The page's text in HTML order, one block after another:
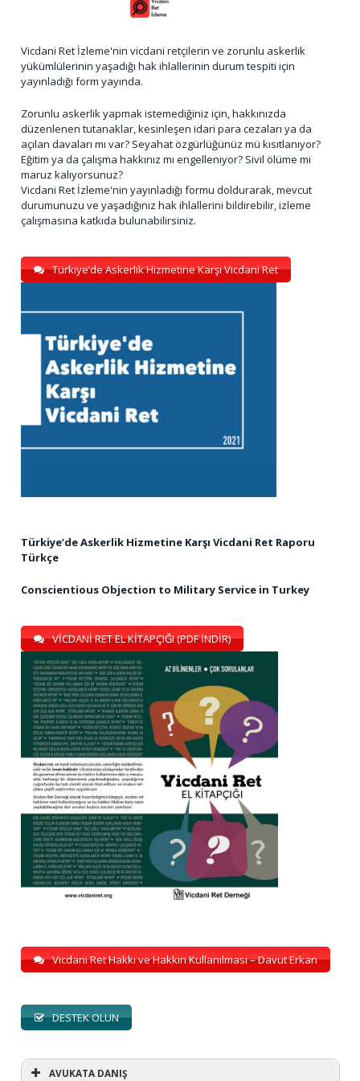
Vicdani Ret İzleme'nin vicdani retçilerin ve zorunlu askerlik
yükümlülerinin yaşadığı hak ihlallerinin durum tespiti için
yayınladığı form yayında.
Zorunlu askerlik yapmak istemediğiniz için, hakkınızda
düzenlenen tutanaklar, kesinleşen idari para cezaları ya da
açılan davaları mı var? Seyahat özgürlüğünüz mü kısıtlanıyor?
Eğitim ya da çalışma hakkınız mı engelleniyor? Sivil ölüme mi
maruz kalıyorsunuz?
Vicdani Ret İzleme'nin yayınladığı formu doldurarak, mevcut
durumunuzu ve yaşadığınız hak ihlallerini bildirebilir, izleme
çalışmasına katkıda bulunabilirsiniz.
Türkiye’de Askerlik Hizmetine Karşı Vicdani Ret
Türkiye’de Askerlik Hizmetine Karşı Vicdani Ret Raporu
Türkçe
Conscientious Objection to Military Service in Turkey
VİCDANİ RET EL KİTAPÇIĞI (PDF İNDİR)
Vicdani Ret Hakkı ve Hakkın Kullanılması – Davut Erkan
DESTEK OLUN
AVUKATA DANIŞ